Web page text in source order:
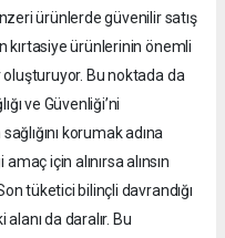
ürünlerde güvenilir satış
kırtasiye ürünlerinin önemli
oluşturuyor. Bu noktada da
ve Güvenliği’ni
korumak adına
için alınırsa alınsın
tüketici bilinçli davrandığı
da daralır. Bu